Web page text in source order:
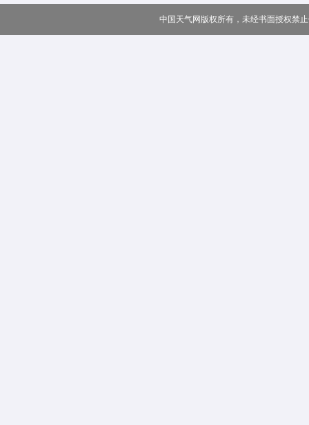
中国天气网版权所有，未经书面授权